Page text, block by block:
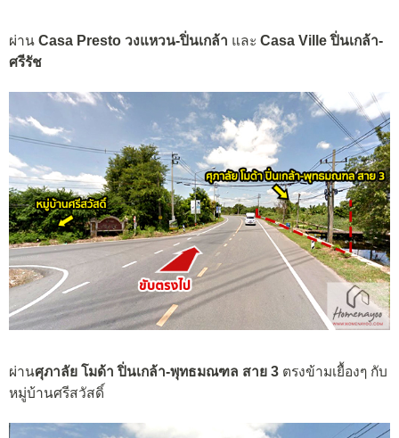
ผ่าน Casa Presto วงแหวน-ปิ่นเกล้า และ Casa Ville ปิ่นเกล้า-
ศรีรัช
ผ่านศุภาลัย โมด้า ปิ่นเกล้า-พุทธมณฑล สาย 3 ตรงข้ามเยื้องๆ กับ
หมู่บ้านศรีสวัสดิ์